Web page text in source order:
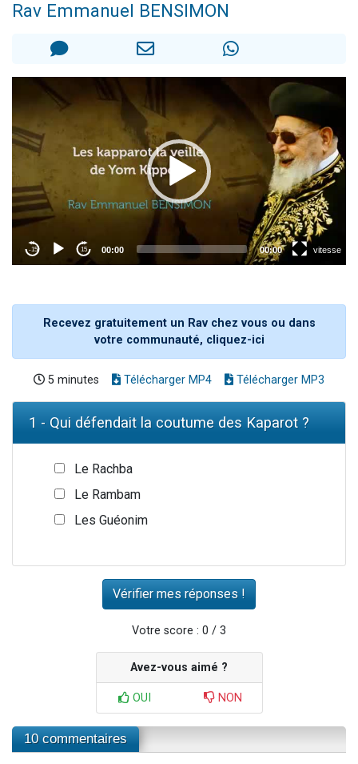
13 personnes viennent de demander une bénédiction
Rav Emmanuel BENSIMON
Recevez gratuitement un Rav chez vous ou dans
votre communauté, cliquez-ici
5 minutes Télécharger MP4 Télécharger MP3
1 - Qui défendait la coutume des Kaparot ?
Le Rachba
Le Rambam
Les Guéonim
Votre score : 0 / 3
Avez-vous aimé ?
OUI NON
10 commentaires